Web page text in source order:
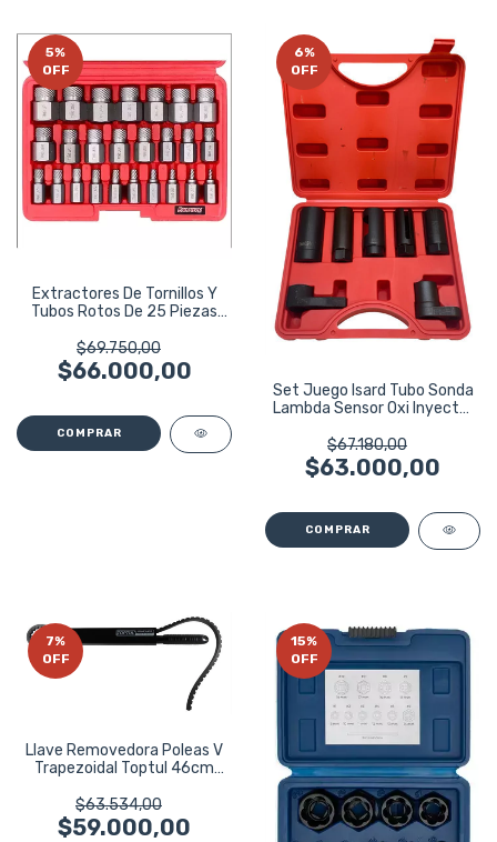
5%
OFF
Extractores De Tornillos Y
Tubos Rotos De 25 Piezas
$69.750,00
$66.000,00
6%
OFF
Set Juego Isard Tubo Sonda
Lambda Sensor Oxi Inyector
$67.180,00
$63.000,00
7%
OFF
Llave Removedora Poleas V
Trapezoidal Toptul 46cm
$63.534,00
$59.000,00
15%
OFF